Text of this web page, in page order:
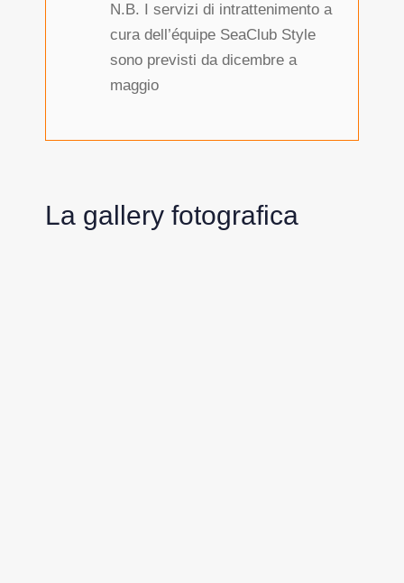
N.B. I servizi di intrattenimento a
cura dell’équipe SeaClub Style
sono previsti da dicembre a
maggio
La gallery fotografica